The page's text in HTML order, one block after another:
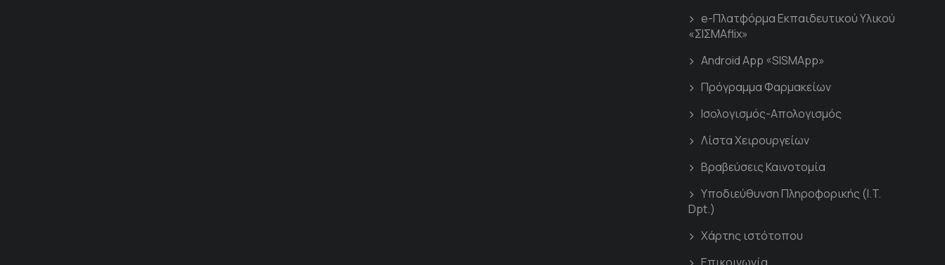
e-Πλατφόρμα Εκπαιδευτικού Υλικού
«ΣΙΣΜΑflix»
Android App «SISMApp»
Πρόγραμμα Φαρμακείων
Ισολογισμός-Απολογισμός
Λίστα Χειρουργείων
Βραβεύσεις Καινοτομία
Υποδιεύθυνση Πληροφορικής (I.T.
Dpt.)
Χάρτης ιστότοπου